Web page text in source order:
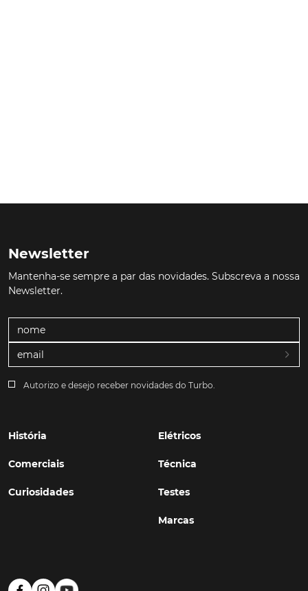
Newsletter
Mantenha-se sempre a par das novidades. Subscreva a nossa
Newsletter.
Autorizo e desejo receber novidades do Turbo.
História
Comerciais
Curiosidades
Elétricos
Técnica
Testes
Marcas